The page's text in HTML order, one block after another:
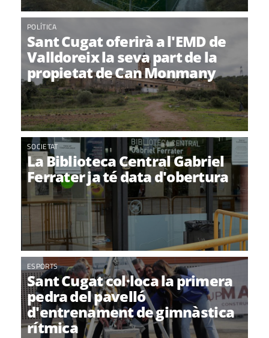
POLÍTICA
Sant Cugat oferirà a l'EMD de
Valldoreix la seva part de la
propietat de Can Monmany
SOCIETAT
La Biblioteca Central Gabriel
Ferrater ja té data d'obertura
ESPORTS
Sant Cugat col·loca la primera
pedra del pavelló
d'entrenament de gimnàstica
rítmica